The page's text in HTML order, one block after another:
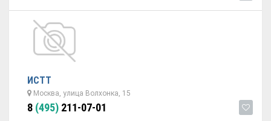
ИСТТ
Москва, улица Волхонка, 15
8 (495) 211-07-01